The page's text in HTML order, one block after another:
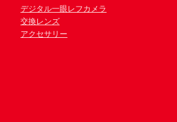
デジタル一眼レフカメラ
交換レンズ
アクセサリー